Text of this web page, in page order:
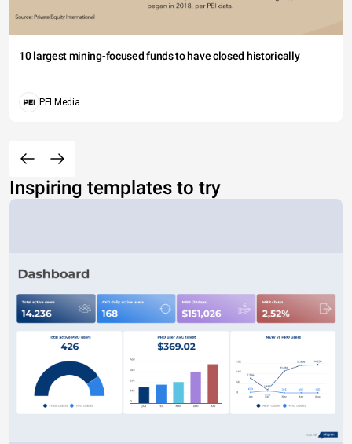
10 largest mining-focused funds to have closed historically
PEI Media
Inspiring templates to try